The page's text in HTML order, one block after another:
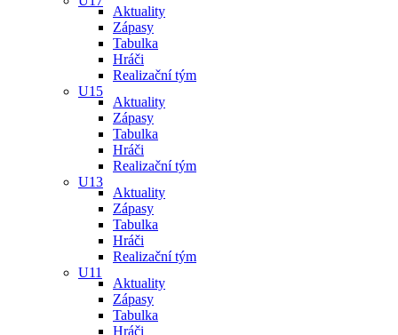
Aktuality
Zápasy
Tabulka
Hráči
Realizační tým
U15
Aktuality
Zápasy
Tabulka
Hráči
Realizační tým
U13
Aktuality
Zápasy
Tabulka
Hráči
Realizační tým
U11
Aktuality
Zápasy
Tabulka
Hráči